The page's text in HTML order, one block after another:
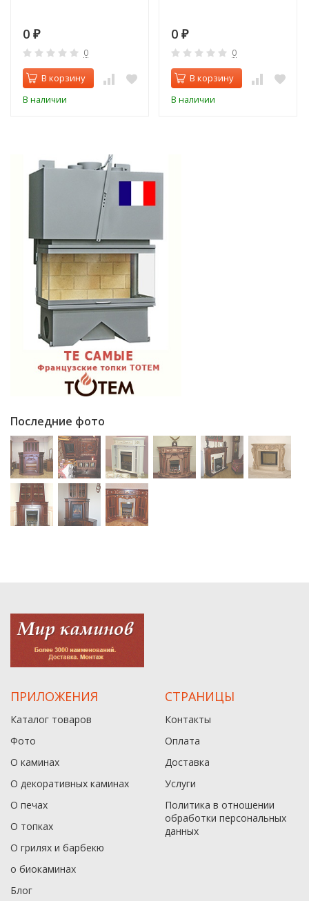
0 ₽
0
В корзину
В наличии
0 ₽
0
В корзину
В наличии
Последние фото
ПРИЛОЖЕНИЯ
Каталог товаров
Фото
О каминах
О декоративных каминах
О печах
О топках
О грилях и барбекю
о биокаминах
Блог
СТРАНИЦЫ
Контакты
Оплата
Доставка
Услуги
Политика в отношении
обработки персональных
данныx